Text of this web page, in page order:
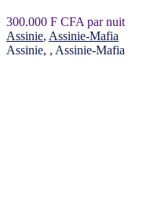
300.000 F CFA par nuit
Assinie, Assinie-Mafia
Assinie, , Assinie-Mafia